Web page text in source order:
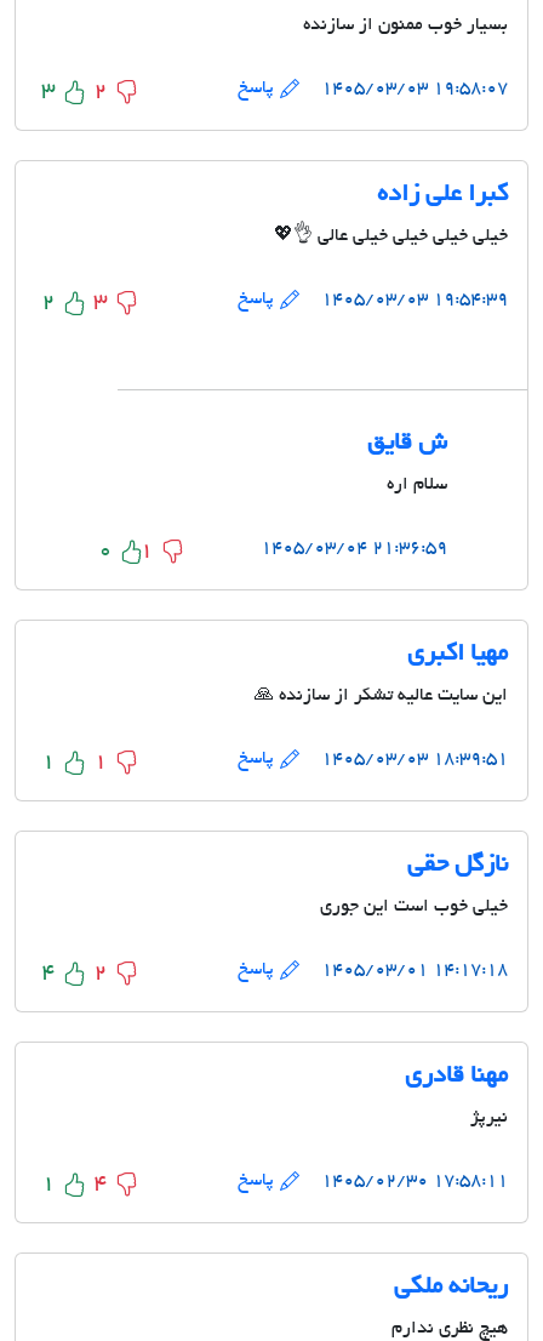
بسیار خوب ممنون از سازنده
۱۹:۵۸:۰۷ ۱۴۰۵/۰۳/۰۳ پاسخ 3 2
کبرا علی زاده
خیلی خیلی خیلی خیلی عالی 👌💖
۱۹:۵۴:۳۹ ۱۴۰۵/۰۳/۰۳ پاسخ 2 3
ش قایق
سلام اره
۲۱:۳۶:۵۹ ۱۴۰۵/۰۳/۰۴ 0 1
مهیا اکبری
این سایت عالیه تشکر از سازنده 🙏
۱۸:۳۹:۵۱ ۱۴۰۵/۰۳/۰۳ پاسخ 1 1
نازگل حقی
خیلی خوب است این جوری
۱۴:۱۷:۱۸ ۱۴۰۵/۰۳/۰۱ پاسخ 4 2
مهنا قادری
نیرپژ
۱۷:۵۸:۱۱ ۱۴۰۵/۰۲/۳۰ پاسخ 1 4
ریحانه ملکی
هیچ نظری ندارم